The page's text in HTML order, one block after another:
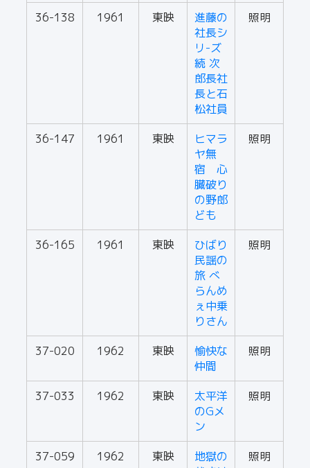
36-138 1961 東映
進藤の
社長シ
リ-ズ
続 次
郎長社
長と石
松社員
照明
36-147 1961 東映
ヒマラ
ヤ無
宿 心
臓破り
の野郎
ども
照明
36-165 1961 東映
ひばり
民謡の
旅 べ
らんめ
ぇ中乗
りさん
照明
37-020 1962 東映
愉快な
仲間
照明
37-033 1962 東映
太平洋
のGメ
ン
照明
37-059 1962 東映
地獄の
照明